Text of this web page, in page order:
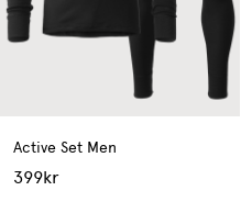
Active Set Men
399kr